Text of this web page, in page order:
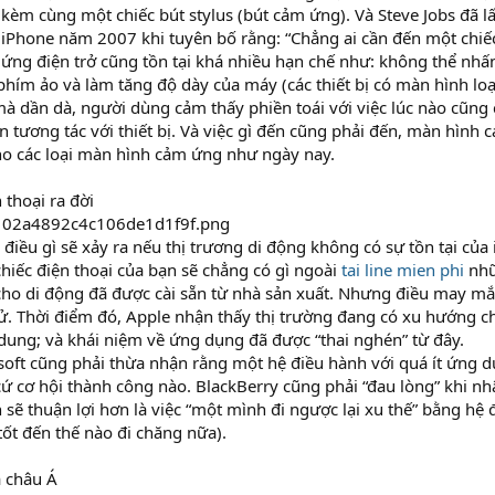
cùng một chiếc bút stylus (bút cảm ứng). Và Steve Jobs đã
năm 2007 khi tuyên bố rằng: “Chẳng ai cần đến một
điện trở cũng tồn tại khá nhiều hạn chế như: không thể
ảo và làm tăng độ dày của máy (các thiết bị có màn hình
dần dà, người dùng cảm thấy phiền toái với việc lúc nào
tương tác với thiết bị. Và việc gì đến cũng phải đến, màn hình
các loại màn hình cảm ứng như ngày nay.
thoại ra đời
gì sẽ xảy ra nếu thị trương di động không có sự tồn tại của
điện thoại của bạn sẽ chẳng có gì ngoài tai line mien phi
di động đã được cài sẵn từ nhà sản xuất. Nhưng điều may
Thời điểm đó, Apple nhận thấy thị trường đang có xu hướng
và khái niệm về ứng dụng đã được “thai nghén” từ đây.
cũng phải thừa nhận rằng một hệ điều hành với quá ít ứng
cơ hội thành công nào. BlackBerry cũng phải “đau lòng” khi
sẽ thuận lợi hơn là việc “một mình đi ngược lại xu thế” bằng hệ
đến thế nào đi chăng nữa).
châu Á